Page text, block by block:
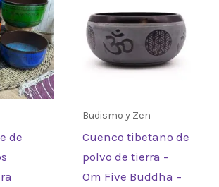
cm”
para publicar una
de
Budismo y Zen
Cuenco tibetano de
polvo de tierra –
Om Five Buddha –